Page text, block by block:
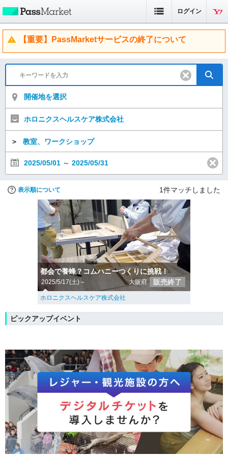
ログイン
【重要】PassMarketサービスの終了について
開催地を選択
ホロニクスヘルスケア株式会社
＞ 教室、ワークショップ
2025/05/01 ～ 2025/05/31
表示順について 1件マッチしました
都会で養蜂？コムハニーつくりに挑戦！
2025/5/17(土)～ 大阪府 販売終了
ホロニクスヘルスケア株式会社
ピックアップイベント